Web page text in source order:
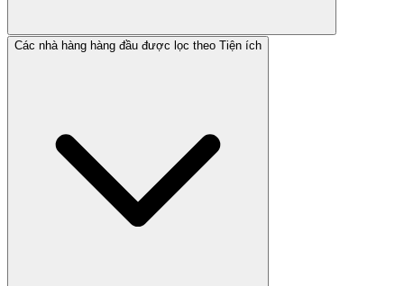
Các nhà hàng hàng đầu được lọc theo Tiện ích